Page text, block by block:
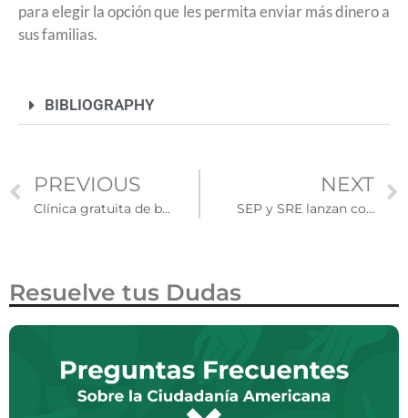
para elegir la opción que les permita enviar más dinero a
sus familias.
BIBLIOGRAPHY
PREVIOUS
Clínica gratuita de basquetbol en Phoenix reunió a jóvenes latinos.
NEXT
SEP y SRE lanzan convocatoria para donar libros de texto gratuitos en español a instituciones educativas y comunitarias en EUA
Resuelve tus Dudas